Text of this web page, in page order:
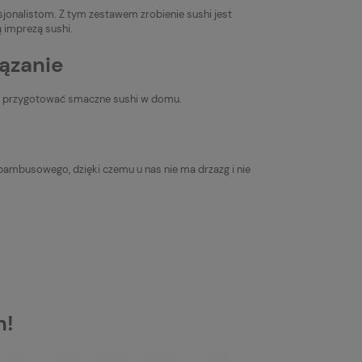
Z tym zestawem zrobienie sushi jest
imprezą sushi.
smaczne sushi w domu.
dzięki czemu u nas nie ma drzazg i nie